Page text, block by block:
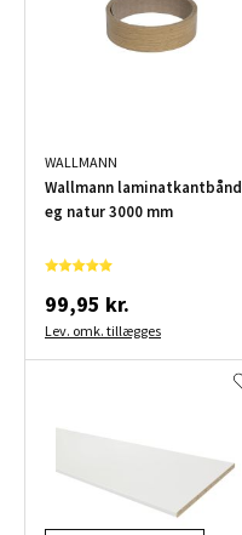
WALLMANN
Wallmann laminatkantbånd
eg natur 3000 mm
99,95 kr.
Lev. omk. tillægges